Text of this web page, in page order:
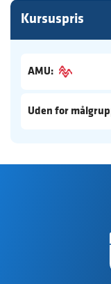
Kursuspris
AMU:
Uden for